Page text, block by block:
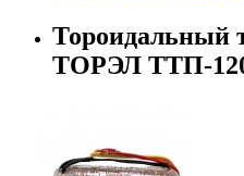
Тороидальный
ТОРЭЛ ТТП-